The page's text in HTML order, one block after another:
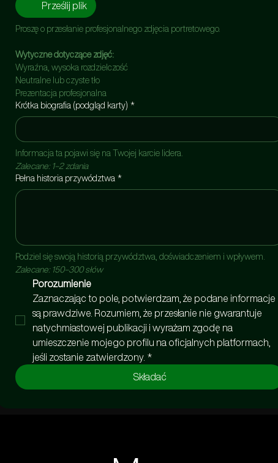
Prześlij plik
Proszę o przesłanie profesjonalnego zdjęcia portretowego.
Wytyczne dotyczące zdjęć:
Wyraźna, wysoka rozdzielczość
Neutralne lub czyste tło
Prezentacja profesjonalna
Krótka biografia (podgląd karty) *
Informacja ta pojawi się na Twojej karcie lidera.
Zalecane: 1–2 zdania
Pełna historia przywództwa *
Podziel się swoją historią przywództwa, doświadczeniem i wpływem.
Zalecane: 150–300 słów
Porozumienie
Zaznaczając to pole, potwierdzam, że podane informacje
są prawdziwe. Rozumiem, że przesłanie nie gwarantuje
natychmiastowej publikacji i wyrażam zgodę na
umieszczenie mojego profilu na oficjalnych platformach,
jeśli zostanie zatwierdzony. *
Składać